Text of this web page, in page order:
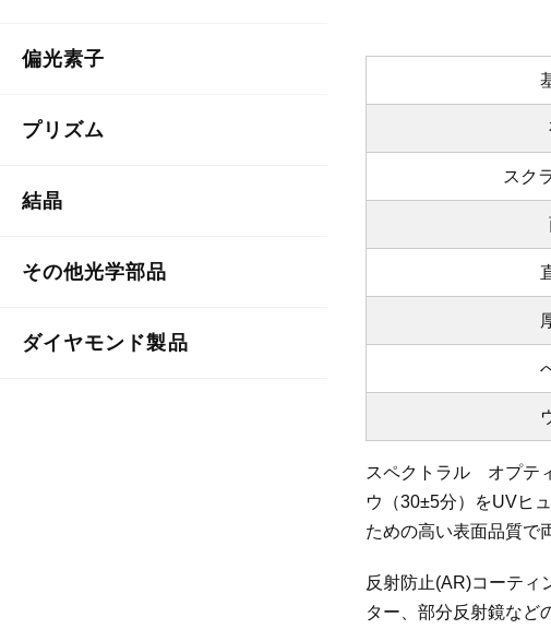
偏光素子
プリズム
結晶
その他光学部品
ダイヤモンド製品
スク
スペクトラル オプテ
ウ（30±5分）をUVヒ
ための高い表面品質で
反射防止(AR)コーティ
ター、部分反射鏡など